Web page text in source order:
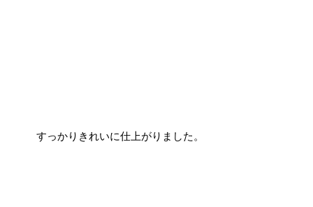
すっかりきれいに仕上がりました。